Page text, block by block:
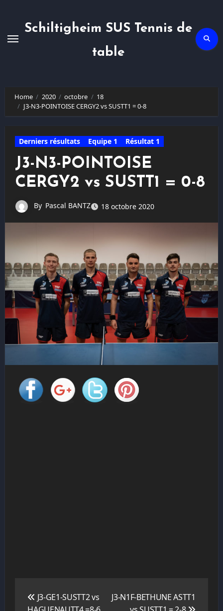
Schiltigheim SUS Tennis de
table
Home 2020 octobre
18
J3-N3-POINTOISE CERGY2 vs SUSTT1 = 0-8
Derniers résultats Equipe 1 Résultat 1
J3-N3-POINTOISE
CERGY2 vs SUSTT1 = 0-8
By Pascal BANTZ 18 octobre 2020
l’article
J3-GE1-SUSTT2 vs
J3-N1F-BETHUNE ASTT1